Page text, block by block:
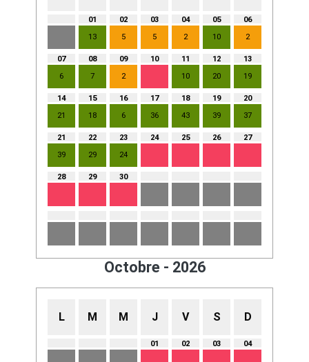
01
13
02
5
03
5
04
2
05
10
06
2
07
6
08
7
09
2
10
11
10
12
20
13
19
14
21
15
18
16
6
17
36
18
43
19
39
20
37
21
39
22
29
23
24
24 25 26 27
28 29 30
Octobre - 2026
L M M J V S D
01 02 03 04